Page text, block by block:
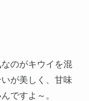
のがキウイを混
が美しく、甘味
ですよ～。